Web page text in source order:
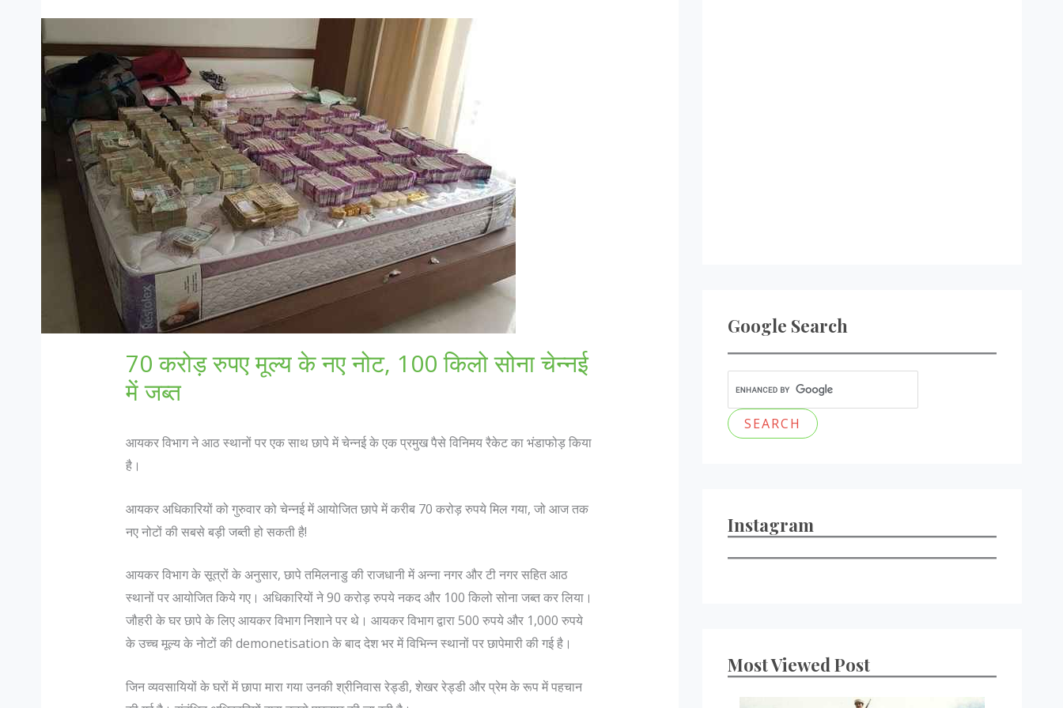
70 करोड़ रुपए मूल्य के नए नोट, 100 किलो सोना चेन्नई
में जब्त
आयकर विभाग ने आठ स्थानों पर एक साथ छापे में चेन्नई के एक प्रमुख पैसे विनिमय रैकेट का भंडाफोड़ किया
है।
आयकर अधिकारियों को गुरुवार को चेन्नई में आयोजित छापे में करीब 70 करोड़ रुपये मिल गया, जो आज तक
नए नोटों की सबसे बड़ी जब्ती हो सकती है!
आयकर विभाग के सूत्रों के अनुसार, छापे तमिलनाडु की राजधानी में अन्ना नगर और टी नगर सहित आठ
स्थानों पर आयोजित किये गए। अधिकारियों ने 90 करोड़ रुपये नकद और 100 किलो सोना जब्त कर लिया।
जौहरी के घर छापे के लिए आयकर विभाग निशाने पर थे। आयकर विभाग द्वारा 500 रुपये और 1,000 रुपये
के उच्च मूल्य के नोटों की demonetisation के बाद देश भर में विभिन्न स्थानों पर छापेमारी की गई है।
जिन व्यवसायियों के घरों में छापा मारा गया उनकी श्रीनिवास रेड्डी, शेखर रेड्डी और प्रेम के रूप में पहचान
Google Search
Instagram
Most Viewed Post